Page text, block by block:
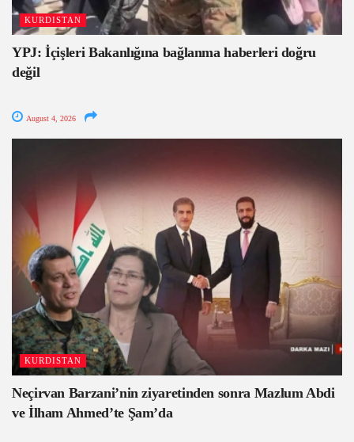
KURDISTAN
YPJ: İçişleri Bakanlığına bağlanma haberleri doğru
değil
August 4, 2026
KURDISTAN
Neçirvan Barzani’nin ziyaretinden sonra Mazlum Abdi
ve İlham Ahmed’te Şam’da